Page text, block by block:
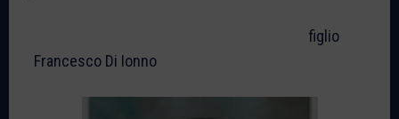
figlio
Francesco Di Ionno